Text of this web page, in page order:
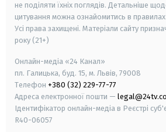
не поділяти їхніх поглядів. Детальніше
цитування можна ознайомитись в
Усі права захищені. Матеріали сайту
року (21+)
Онлайн-медіа «24 Канал»
пл. Галицька, буд. 15, м. Львів, 79008
Телефон +380 (32) 229-77-77
Адреса електронної пошти —
Ідентифікатор онлайн-медіа в Реєстрі
R40-06057